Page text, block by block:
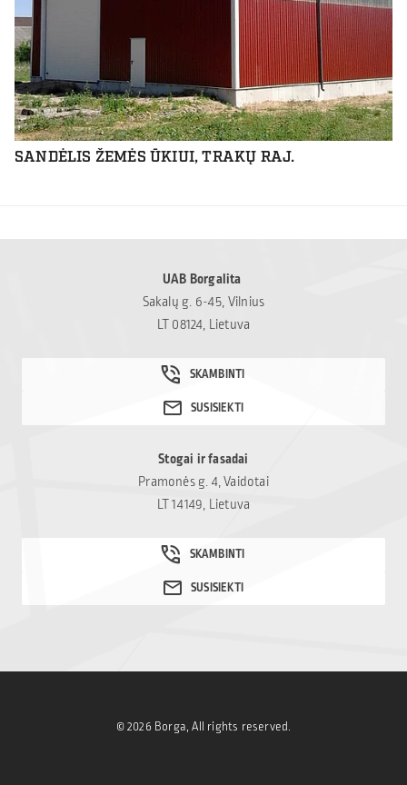
SANDĖLIS ŽEMĖS ŪKIUI, TRAKŲ RAJ.
UAB Borgalita
Sakalų g. 6-45, Vilnius
LT 08124, Lietuva
Stogai ir fasadai
Pramonės g. 4, Vaidotai
LT 14149, Lietuva
© 2026 Borga, All rights reserved.